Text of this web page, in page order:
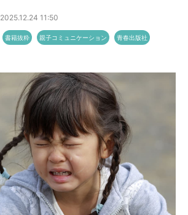
2025.12.24 11:50
書籍抜粋 親子コミュニケーション 青春出版社